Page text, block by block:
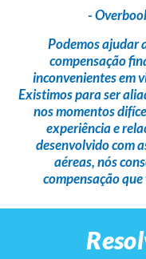
-
Podemos ajudar
compensação
inconvenientes em
Existimos para ser
nos momentos
experiência e
desenvolvido com
aéreas,nós
compensação que